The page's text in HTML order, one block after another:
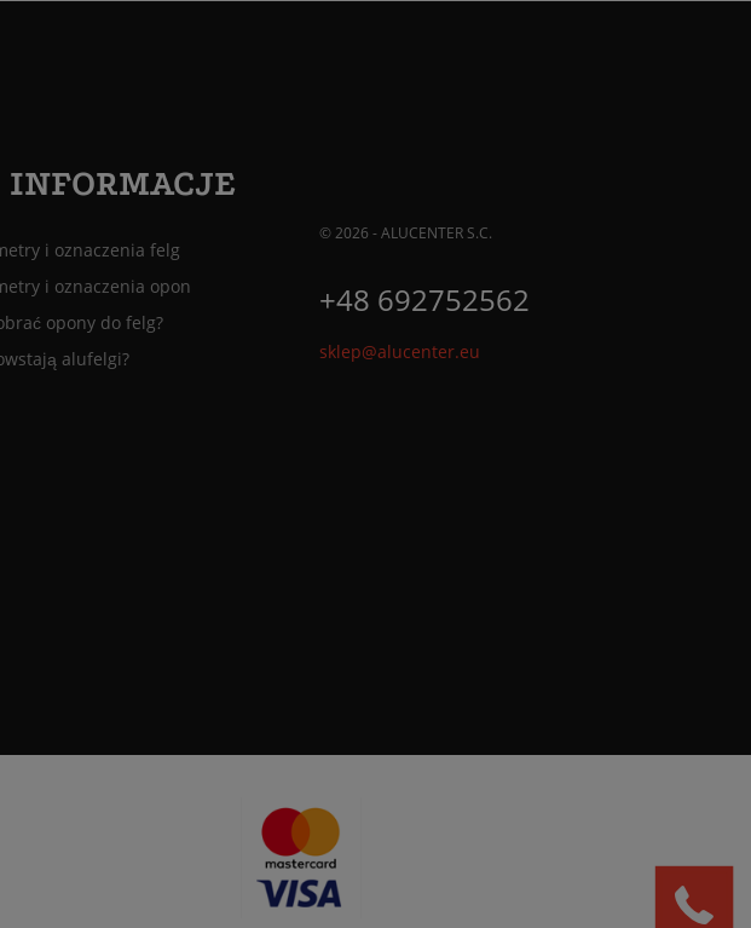
INFORMACJE
i oznaczenia felg
i oznaczenia opon
opony do felg?
alufelgi?
© 2026 - ALUCENTER S.C.
+48 692752562
sklep@alucenter.eu